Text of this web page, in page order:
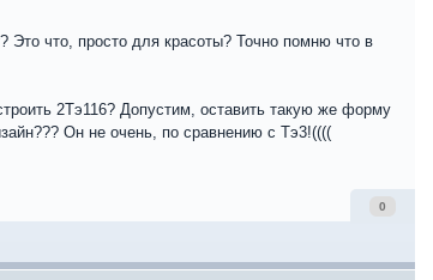
Это что, просто для красоты? Точно помню что в
2Тэ116? Допустим, оставить такую же форму
Он не очень, по сравнению с Тэ3!((((
0